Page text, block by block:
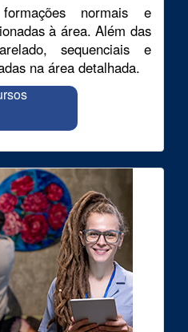
normais e
à área. Além das
sequenciais e
na área detalhada.